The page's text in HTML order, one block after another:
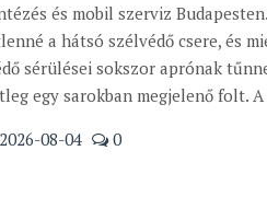
és mobil szerviz
a hátsó szélvédő csere, és
sérülései sokszor aprónak
egy sarokban megjelenő folt.
2026-08-04 0